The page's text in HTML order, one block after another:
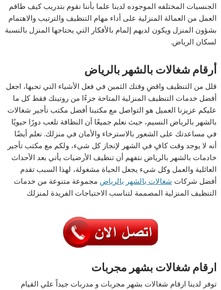
الجنسيات المختلفه الموجوده لدينا علما بأننا نقوم بتدريب كيف طاقم
العمل من العمالة المنزلية على أداء مهام التنظيف والترتيب والاهتمام
بشؤون المنزل ويكون لديهم إلمام بالأفكار التي يحتاجها المنزل بالنسبة
لسكان الرياض.
أرقام شغالات بالشهر بالرياض
قلل من التنظيف واقضِ وقتك الثمين في فعل الأشياء التي تحبها، اجعل
أفضل خدمات التنظيف المنزلية المتاحة جزءًا من روتينك فقط كل ما
عليكم عزيزنا العميل هو التواصل مع مكتبنا أفضل مكتب تأجير شغالات
بالشهر بالرياض النسيم، حيث نعلم جميعًا أن النظافة تلعب دورًا حيويًا
في مساعدتك على الشعور بالاسترخاء والأمان في منزلك. نعلم أيضًا
أنه لا يوجد وقت كافٍ في الشهر لإنجاز كل شيء، ولكم مع مكتب تأجير
خادمات بالشهر بالرياض نتفهم أن تنظيف الأرضيات يأتي بعد الأحداث
العائلية والعمل وكل شيء يجعل الحياة مشغولة، لهذا السبب تقدم
أفضل شركات شغالات بالشهر بالرياض مجموعة متنوعة من خدمات
التنظيف المنزلية المصممة لتناسب الاحتياجات الفريدة لمنزلك
ارقام شغالات بشهر مجربات
توفر لدينا ارقام شغالات بشهر مجربات و مدربات جيداً علي القيام